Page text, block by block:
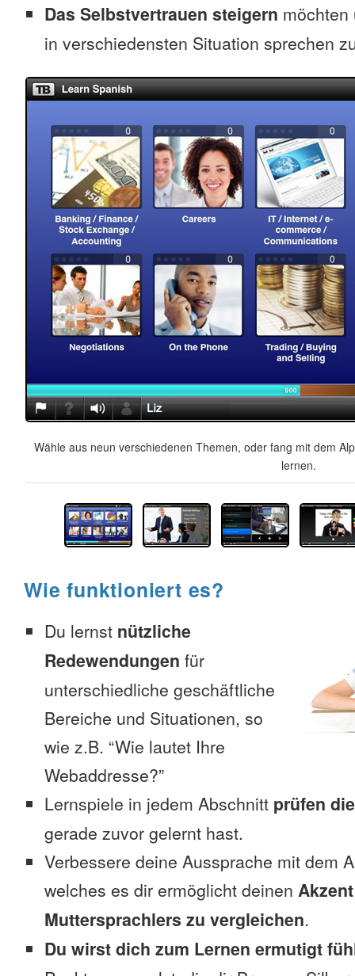
Das Selbstvertrauen steigern möchten
in verschiedensten Situation sprechen
Wähle aus neun verschiedenen Themen, oder fang mit dem
lernen.
Wie funktioniert es?
Du lernst nützliche
Redewendungen für
unterschiedliche geschäftliche
Bereiche und Situationen, so
wie z.B. “Wie lautet Ihre
Webaddresse?”
Lernspiele in jedem Abschnitt prüfen
gerade zuvor gelernt hast.
Verbessere deine Aussprache mit dem
welches es dir ermöglicht deinen
Muttersprachlers zu vergleichen.
Du wirst dich zum Lernen ermutigt